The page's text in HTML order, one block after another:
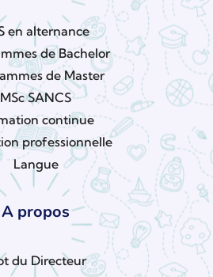
en alternance
de Bachelor
de Master
MSc SANCS
continue
professionnelle
Langue
A propos
du Directeur